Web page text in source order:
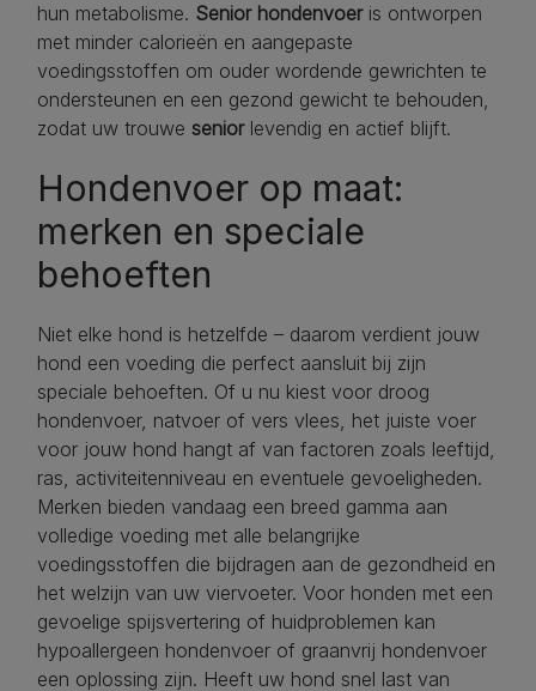
hun metabolisme. Senior hondenvoeris ontworpen
met minder calorieën en aangepaste
voedingsstoffen om ouder wordende gewrichten te
ondersteunen en een gezond gewicht te behouden,
zodat uw trouwe seniorlevendig en actief blijft.
Hondenvoer op maat:
merken en speciale
behoeften
Niet elke hond is hetzelfde – daarom verdient jouw
hond een voeding die perfect aansluit bij zijn
speciale behoeften. Of u nu kiest voor droog
hondenvoer, natvoer of vers vlees, het juiste voer
voor jouw hond hangt af van factoren zoals leeftijd,
ras, activiteitenniveau en eventuele gevoeligheden.
Merken bieden vandaag een breed gamma aan
volledige voeding met alle belangrijke
voedingsstoffen die bijdragen aan de gezondheid en
het welzijn van uw viervoeter. Voor honden met een
gevoelige spijsvertering of huidproblemen kan
hypoallergeen hondenvoer of graanvrij hondenvoer
een oplossing zijn. Heeft uw hond snel last van